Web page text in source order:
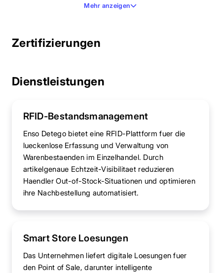
Mehr anzeigen
Zertifizierungen
Dienstleistungen
RFID-Bestandsmanagement
Enso Detego bietet eine RFID-Plattform fuer die
lueckenlose Erfassung und Verwaltung von
Warenbestaenden im Einzelhandel. Durch
artikelgenaue Echtzeit-Visibilitaet reduzieren
Haendler Out-of-Stock-Situationen und optimieren
ihre Nachbestellung automatisiert.
Smart Store Loesungen
Das Unternehmen liefert digitale Loesungen fuer
den Point of Sale, darunter intelligente